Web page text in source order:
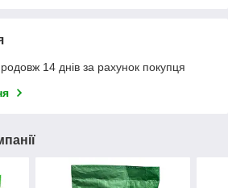
14 днів за рахунок покупця